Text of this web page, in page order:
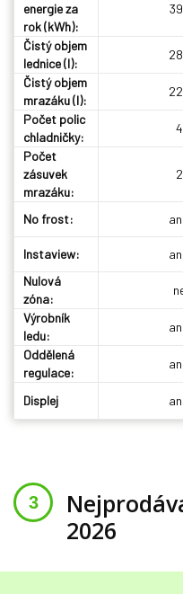
energie za
rok (kWh):
Čistý objem
lednice (l):
Čistý objem
mrazáku (l):
Počet polic
chladničky:
4
Počet
zásuvek
mrazáku:
2
No frost:
Instaview:
Nulová
zóna:
Výrobník
ledu:
Oddělená
regulace:
Displej
2026